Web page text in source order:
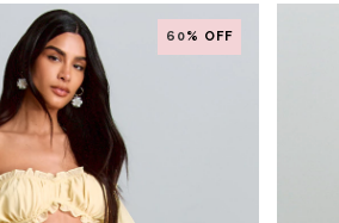
60% OFF